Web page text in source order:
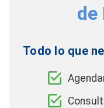
de
Todo lo que